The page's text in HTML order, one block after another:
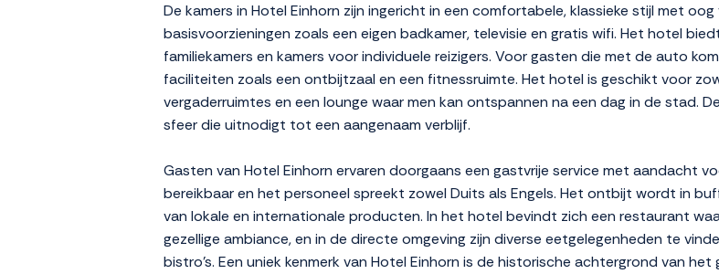
De kamers in Hotel Einhorn zijn ingericht in een comfortabele, klassieke stijl met
basisvoorzieningen zoals een eigen badkamer, televisie en gratis wifi. Het hotel
familiekamers en kamers voor individuele reizigers. Voor gasten die met de auto
faciliteiten zoals een ontbijtzaal en een fitnessruimte. Het hotel is geschikt voor
vergaderruimtes en een lounge waar men kan ontspannen na een dag in de stad.
sfeer die uitnodigt tot een aangenaam verblijf.
Gasten van Hotel Einhorn ervaren doorgaans een gastvrije service met aandacht
bereikbaar en het personeel spreekt zowel Duits als Engels. Het ontbijt wordt in
van lokale en internationale producten. In het hotel bevindt zich een restaurant
gezellige ambiance, en in de directe omgeving zijn diverse eetgelegenheden te
bistro's. Een uniek kenmerk van Hotel Einhorn is de historische achtergrond van